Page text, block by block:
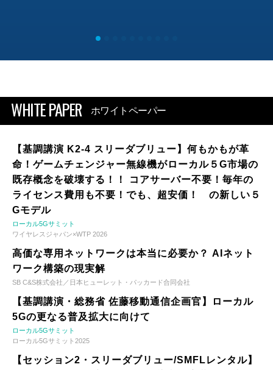
WHITE PAPER ホワイトペーパー
【基調講演 K2-4 スリーダブリュー】何もかもが革
命！ゲームチェンジャー無線機がローカル５G市場の
既存概念を破壊する！！ コアサーバー不要！毎年の
ライセンス費用も不要！でも、超安価！ の新しい５
Gモデル
ローカル5Gサミット
ワイヤレスジャパン×WTP 2026
高価な専用ネットワークは本当に必要か？ AIネット
ワーク構築の現実解
SB C&S株式会社／日本ヒューレット・パッカード合同会社
【基調講演・総務省 佐藤移動通信企画官】ローカル
5Gの更なる普及拡大に向けて
ローカル5Gサミット
ローカル5Gサミット2025
【セッション2・スリーダブリュー/SMFLレンタル】